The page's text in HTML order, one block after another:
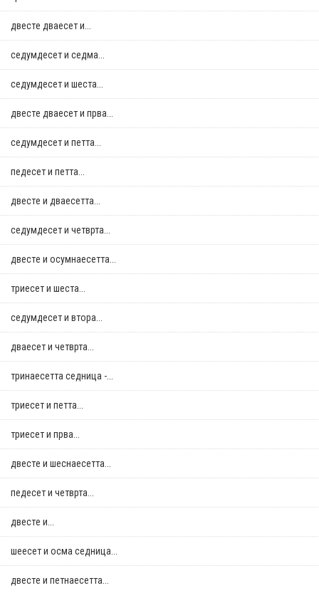
двестe дваесет и...
седумдесет и седма...
седумдесет и шеста...
двестe дваесет и прва...
седумдесет и петта...
педесет и петта...
двестe и дваесетта...
седумдесет и четврта...
двестe и осумнaесетта...
триесет и шеста...
седумдесет и втора...
дваесет и четврта...
тринаесетта седница -...
триесет и петта...
триесет и прва...
двестe и шеснаесетта...
педесет и четврта...
двестe и...
шеесет и осма седница...
двестe и петнаесетта...